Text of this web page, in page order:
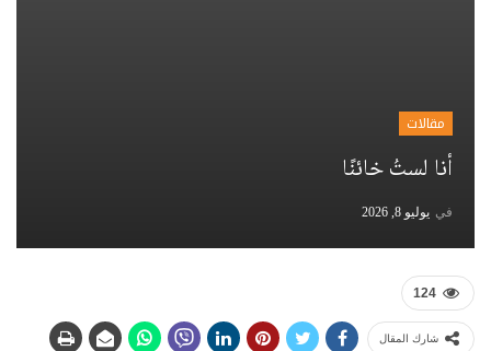
مقالات
أنا لستُ خائنًا
في يوليو 8, 2026
124
شارك المقال